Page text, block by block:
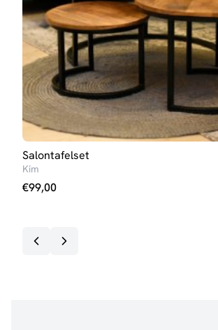
Salontafelset
Kim
€99,00